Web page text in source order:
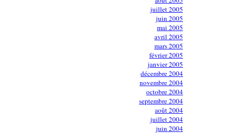
juillet 2005
juin 2005
mai 2005
avril 2005
mars 2005
février 2005
janvier 2005
décembre 2004
novembre 2004
octobre 2004
septembre 2004
août 2004
juillet 2004
juin 2004